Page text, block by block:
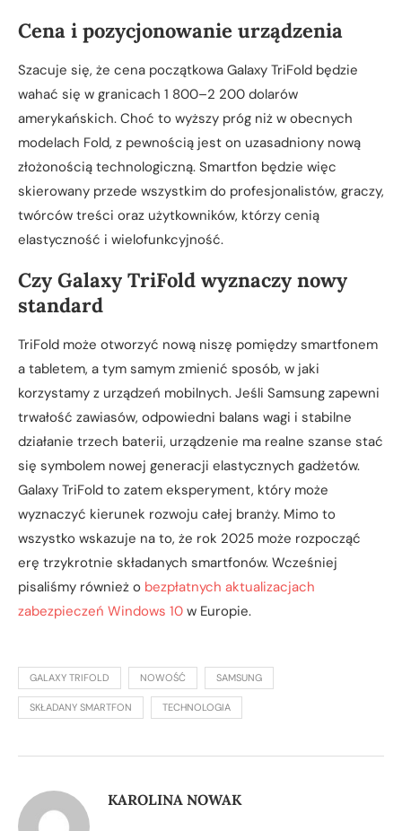
Cena i pozycjonowanie urządzenia
Szacuje się, że cena początkowa Galaxy TriFold będzie
wahać się w granicach 1 800–2 200 dolarów
amerykańskich. Choć to wyższy próg niż w obecnych
modelach Fold, z pewnością jest on uzasadniony nową
złożonością technologiczną. Smartfon będzie więc
skierowany przede wszystkim do profesjonalistów, graczy,
twórców treści oraz użytkowników, którzy cenią
elastyczność i wielofunkcyjność.
Czy Galaxy TriFold wyznaczy nowy
standard
TriFold może otworzyć nową niszę pomiędzy smartfonem
a tabletem, a tym samym zmienić sposób, w jaki
korzystamy z urządzeń mobilnych. Jeśli Samsung zapewni
trwałość zawiasów, odpowiedni balans wagi i stabilne
działanie trzech baterii, urządzenie ma realne szanse stać
się symbolem nowej generacji elastycznych gadżetów.
Galaxy TriFold to zatem eksperyment, który może
wyznaczyć kierunek rozwoju całej branży. Mimo to
wszystko wskazuje na to, że rok 2025 może rozpocząć
erę trzykrotnie składanych smartfonów. Wcześniej
pisaliśmy również o bezpłatnych aktualizacjach
zabezpieczeń Windows 10 w Europie.
GALAXY TRIFOLD NOWOŚĆ SAMSUNG
SKŁADANY SMARTFON TECHNOLOGIA
KAROLINA NOWAK